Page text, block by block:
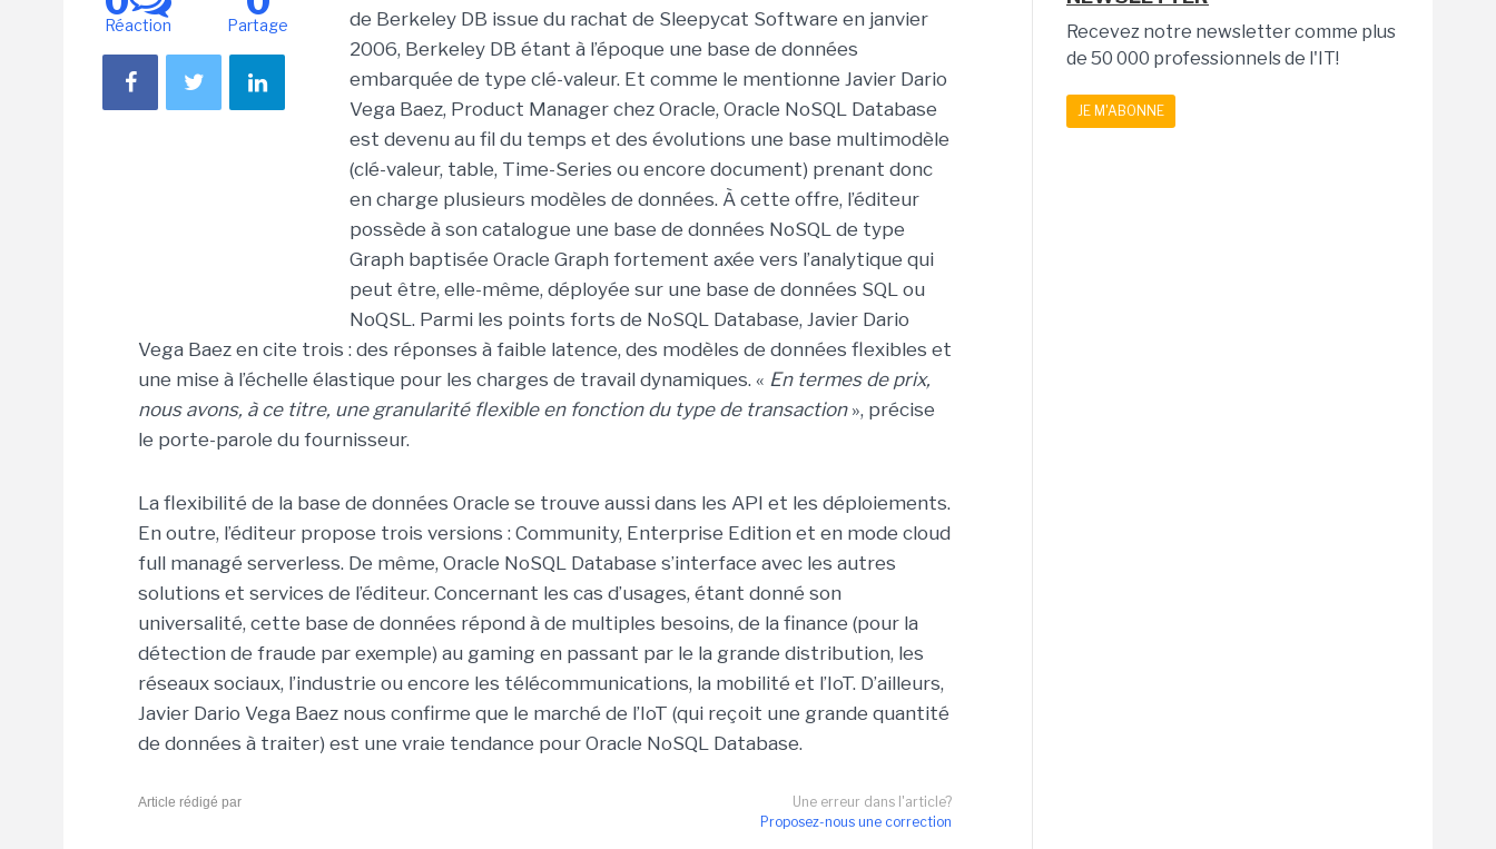
Réaction Partage
de Berkeley DB issue du rachat de Sleepycat Software en janvier
2006, Berkeley DB étant à l’époque une base de données
embarquée de type clé-valeur. Et comme le mentionne Javier Dario
Vega Baez, Product Manager chez Oracle, Oracle NoSQL Database
est devenu au fil du temps et des évolutions une base multimodèle
(clé-valeur, table, Time-Series ou encore document) prenant donc
en charge plusieurs modèles de données. À cette offre, l’éditeur
possède à son catalogue une base de données NoSQL de type
Graph baptisée Oracle Graph fortement axée vers l’analytique qui
peut être, elle-même, déployée sur une base de données SQL ou
NoQSL. Parmi les points forts de NoSQL Database, Javier Dario
Vega Baez en cite trois : des réponses à faible latence, des modèles de données flexibles et
une mise à l’échelle élastique pour les charges de travail dynamiques. « En termes de prix,
nous avons, à ce titre, une granularité flexible en fonction du type de transaction», précise
le porte-parole du fournisseur.
La flexibilité de la base de données Oracle se trouve aussi dans les API et les déploiements.
En outre, l’éditeur propose trois versions : Community, Enterprise Edition et en mode cloud
full managé serverless. De même, Oracle NoSQL Database s’interface avec les autres
solutions et services de l’éditeur. Concernant les cas d’usages, étant donné son
universalité, cette base de données répond à de multiples besoins, de la finance (pour la
détection de fraude par exemple) au gaming en passant par le la grande distribution, les
réseaux sociaux, l’industrie ou encore les télécommunications, la mobilité et l’IoT. D’ailleurs,
Javier Dario Vega Baez nous confirme que le marché de l’IoT (qui reçoit une grande quantité
de données à traiter) est une vraie tendance pour Oracle NoSQL Database.
Une erreur dans l'article?
Proposez-nous une correction
Article rédigé par
Recevez notre newsletter comme plus
de 50 000 professionnels de l'IT!
JE M'ABONNE